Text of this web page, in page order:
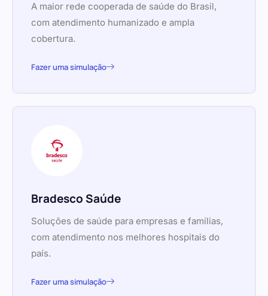
A maior rede cooperada de saúde do Brasil,
com atendimento humanizado e ampla
cobertura.
Fazer uma simulação
Bradesco Saúde
Soluções de saúde para empresas e famílias,
com atendimento nos melhores hospitais do
país.
Fazer uma simulação